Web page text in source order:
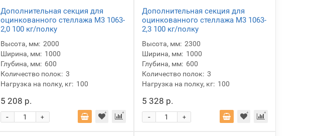
Дополнительная секция для
оцинкованного стеллажа М3 1063-
2,0 100 кг/полку
Высота, мм: 2000
Ширина, мм: 1000
Глубина, мм: 600
Количество полок: 3
Нагрузка на полку, кг: 100
5 208 р.
+
-
Дополнительная секция для
оцинкованного стеллажа М3 1063-
2,3 100 кг/полку
Высота, мм: 2300
Ширина, мм: 1000
Глубина, мм: 600
Количество полок: 3
Нагрузка на полку, кг: 100
5 328 р.
+
-